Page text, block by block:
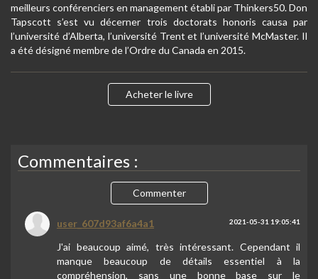
meilleurs conférenciers en management établi par Thinkers50. Don
Tapscott s’est vu décerner trois doctorats honoris causa par
l’université d’Alberta, l’université Trent et l’université McMaster. Il
a été désigné membre de l’Ordre du Canada en 2015.
Acheter le livre
Commentaires :
Commenter
user_607d93af6a4a1 2021-05-31 19:05:41
J'ai beaucoup aimé, très intéressant. Cependant il
manque beaucoup de détails essentiel à la
compréhension, sans une bonne base sur le